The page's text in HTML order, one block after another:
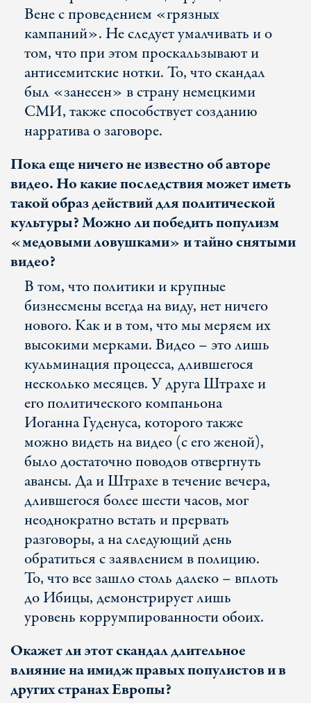
Вене с проведением «грязных
кампаний». Не следует умалчивать и о
том, что при этом проскальзывают и
антисемитские нотки. То, что скандал
был «занесен» в страну немецкими
СМИ, также способствует созданию
нарратива о заговоре.
Пока еще ничего не известно об авторе
видео. Но какие последствия может иметь
такой образ действий для политической
культуры? Можно ли победить популизм
«медовыми ловушками» и тайно снятыми
видео?
В том, что политики и крупные
бизнесмены всегда на виду, нет ничего
нового. Как и в том, что мы меряем их
высокими мерками. Видео – это лишь
кульминация процесса, длившегося
несколько месяцев. У друга Штрахе и
его политического компаньона
Иоганна Гуденуса, которого также
можно видеть на видео (с его женой),
было достаточно поводов отвергнуть
авансы. Да и Штрахе в течение вечера,
длившегося более шести часов, мог
неоднократно встать и прервать
разговоры, а на следующий день
обратиться с заявлением в полицию.
То, что все зашло столь далеко – вплоть
до Ибицы, демонстрирует лишь
уровень коррумпированности обоих.
Окажет ли этот скандал длительное
влияние на имидж правых популистов и в
других странах Европы?